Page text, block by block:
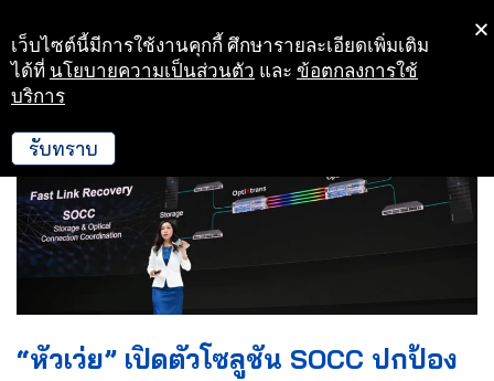
Skip
to
“หัวเว่ย” เปิดตัวโซลูชัน SOCC ปกป้อง
เว็บไซต์นี้มีการใช้งานคุกกี้ ศึกษารายละเอียดเพิ่มเติม
ได้ที่ นโยบายความเป็นส่วนตัว และ ข้อตกลงการใช้
บริการ
รับทราบ